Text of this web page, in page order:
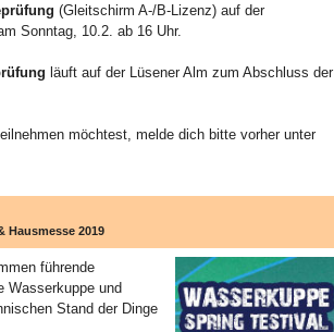
(Gleitschirm A-/B-Lizenz) auf der
Sonntag, 10.2. ab 16 Uhr.
läuft auf der Lüsener Alm zum Abschluss der
möchtest, melde dich bitte vorher unter
Hausmesse 2019
führende
Wasserkuppe und
Stand der Dinge